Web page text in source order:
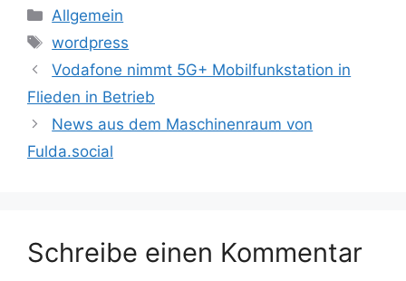
Kategorien
Allgemein
Schlagwörter
wordpress
Vodafone nimmt 5G+ Mobilfunkstation in
Flieden in Betrieb
News aus dem Maschinenraum von
Fulda.social
Schreibe einen Kommentar